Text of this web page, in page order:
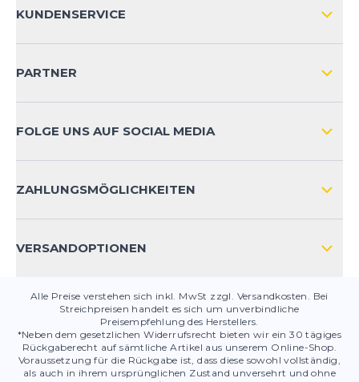
KUNDENSERVICE
KONTAKT
PRODUKTSICHERHEIT
PARTNER
FOLGE UNS AUF SOCIAL MEDIA
ZAHLUNGSMÖGLICHKEITEN
VERSANDOPTIONEN
Alle Preise verstehen sich inkl. MwSt zzgl. Versandkosten. Bei
Streichpreisen handelt es sich um unverbindliche
Preisempfehlung des Herstellers.
*Neben dem gesetzlichen Widerrufsrecht bieten wir ein 30 tägiges
Rückgaberecht auf sämtliche Artikel aus unserem Online-Shop.
Voraussetzung für die Rückgabe ist, dass diese sowohl vollständig,
als auch in ihrem ursprünglichen Zustand unversehrt und ohne